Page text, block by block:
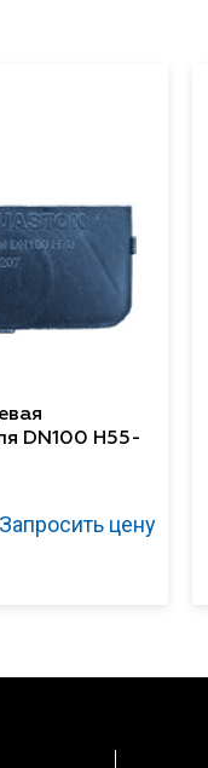
DN100 H55-
Запросить цену